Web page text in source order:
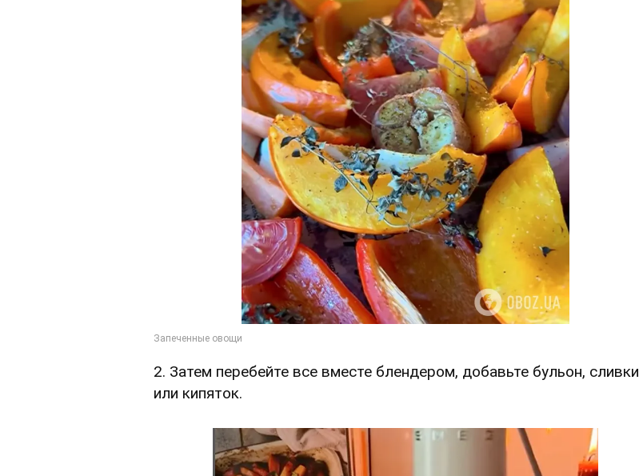
2. Затем перебейте все вместе блендером, добавьте бульон, сливки
или кипяток.